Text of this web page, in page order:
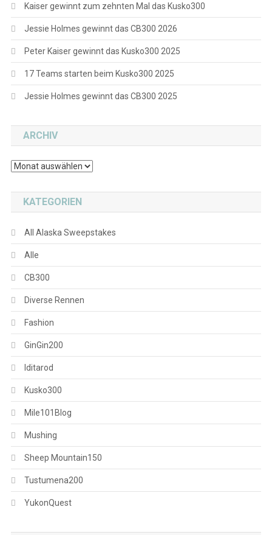
Kaiser gewinnt zum zehnten Mal das Kusko300
Jessie Holmes gewinnt das CB300 2026
Peter Kaiser gewinnt das Kusko300 2025
17 Teams starten beim Kusko300 2025
Jessie Holmes gewinnt das CB300 2025
ARCHIV
Archiv
KATEGORIEN
All Alaska Sweepstakes
Alle
CB300
Diverse Rennen
Fashion
GinGin200
Iditarod
Kusko300
Mile101Blog
Mushing
Sheep Mountain150
Tustumena200
YukonQuest